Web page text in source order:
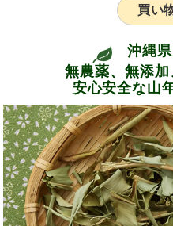
買い
沖縄県
無農薬、無添
安心安全な山